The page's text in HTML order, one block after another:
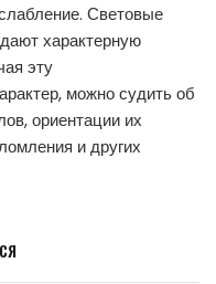
Световые
характерную
эту
можно судить об
ориентации их
и других